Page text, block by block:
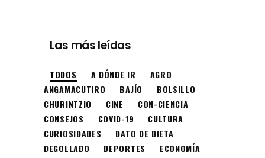
Las más leídas
TODOS A DÓNDE IR
AGRO
ANGAMACUTIRO
BAJÍO
BOLSILLO
CHURINTZIO
CINE
CON-CIENCIA
CONSEJOS
COVID-19
CULTURA
CURIOSIDADES
DATO DE DIETA
DEGOLLADO
DEPORTES
ECONOMÍA